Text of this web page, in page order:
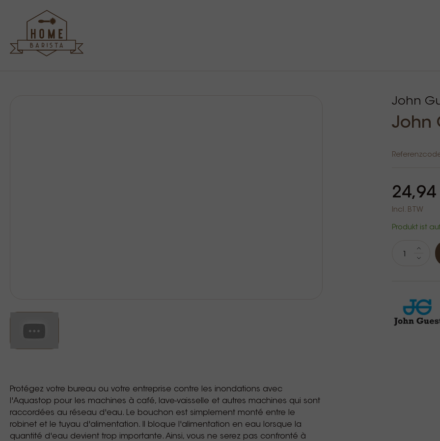
Protégez votre bureau ou votre entreprise contre les inondations avec
l'Aquastop pour les machines à café, lave-vaisselle et autres machines qui sont
raccordées au réseau d'eau. Le bouchon est simplement monté entre le
robinet et le tuyau d'alimentation. Il bloque l'alimentation en eau lorsque la
quantité d'eau devient trop importante. Ainsi, vous ne serez pas confronté à
John
John
24,94
Incl. BTW
Produkt ist